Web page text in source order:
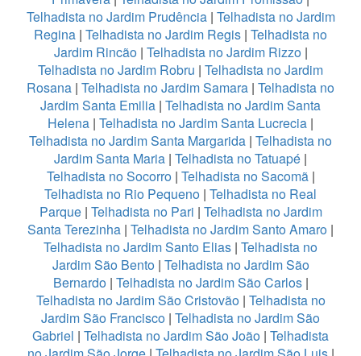
Telhadista no Jardim Prudência| Telhadista no Jardim
Regina | Telhadista no Jardim Regis | Telhadista no
Jardim Rincão| Telhadista no Jardim Rizzo|
Telhadista no Jardim Robru | Telhadista no Jardim
Rosana | Telhadista no Jardim Samara | Telhadista no
Jardim Santa Emilia | Telhadista no Jardim Santa
Helena | Telhadista no Jardim Santa Lucrecia |
Telhadista no Jardim Santa Margarida | Telhadista no
Jardim Santa Maria | Telhadista no Tatuapé |
Telhadista no Socorro| Telhadista no Sacomã|
Telhadista no Rio Pequeno | Telhadista no Real
Parque| Telhadista no Pari | Telhadista no Jardim
Santa Terezinha | Telhadista no Jardim Santo Amaro |
Telhadista no Jardim Santo Elias | Telhadista no
Jardim São Bento| Telhadista no Jardim São
Bernardo| Telhadista no Jardim São Carlos|
Telhadista no Jardim São Cristovão| Telhadista no
Jardim São Francisco | Telhadista no Jardim São
Gabriel | Telhadista no Jardim São João | Telhadista